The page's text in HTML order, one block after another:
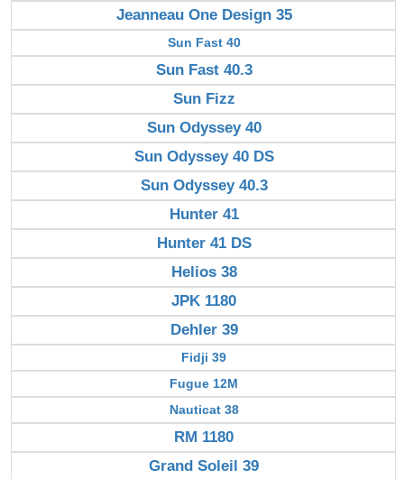
Jeanneau One Design 35
Sun Fast 40
Sun Fast 40.3
Sun Fizz
Sun Odyssey 40
Sun Odyssey 40 DS
Sun Odyssey 40.3
Hunter 41
Hunter 41 DS
Helios 38
JPK 1180
Dehler 39
Fidji 39
Fugue 12M
Nauticat 38
RM 1180
Grand Soleil 39